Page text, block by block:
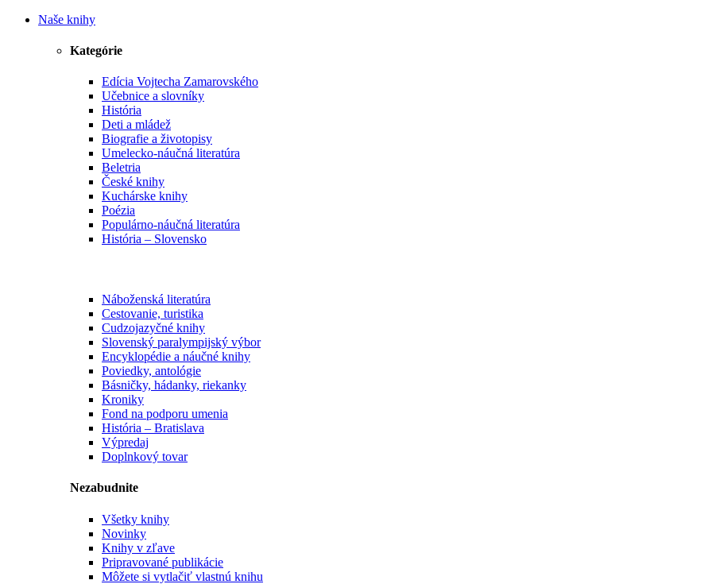
Naše knihy
Kategórie
Edícia Vojtecha Zamarovského
Učebnice a slovníky
História
Deti a mládež
Biografie a životopisy
Umelecko-náučná literatúra
Beletria
České knihy
Kuchárske knihy
Poézia
Populárno-náučná literatúra
História – Slovensko
Náboženská literatúra
Cestovanie, turistika
Cudzojazyčné knihy
Slovenský paralympijský výbor
Encyklopédie a náučné knihy
Poviedky, antológie
Básničky, hádanky, riekanky
Kroniky
Fond na podporu umenia
História – Bratislava
Výpredaj
Doplnkový tovar
Nezabudnite
Všetky knihy
Novinky
Knihy v zľave
Pripravované publikácie
Môžete si vytlačiť vlastnú knihu